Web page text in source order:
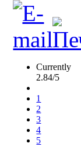
Currently
2.84/5
1
2
3
4
5